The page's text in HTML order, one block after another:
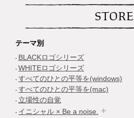
STORE
テーマ別
BLACKロゴシリーズ
WHITEロゴシリーズ
すべてのひとの平等を(windows)
すべてのひとの平等を(mac)
立場性の自覚
イニシャル × Be a noise.